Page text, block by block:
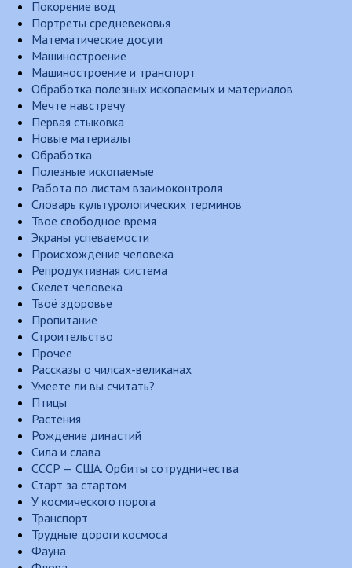
Покорение вод
Портреты средневековья
Математические досуги
Машиностроение
Машиностроение и транспорт
Обработка полезных ископаемых и материалов
Мечте навстречу
Первая стыковка
Новые материалы
Обработка
Полезные ископаемые
Работа по листам взаимоконтроля
Словарь культурологических терминов
Твое свободное время
Экраны успеваемости
Происхождение человека
Репродуктивная система
Скелет человека
Твоё здоровье
Пропитание
Строительство
Прочее
Рассказы о чилсах-великанах
Умеете ли вы считать?
Птицы
Растения
Рождение династий
Сила и слава
СССР — США. Орбиты сотрудничества
Старт за стартом
У космического порога
Транспорт
Трудные дороги космоса
Фауна